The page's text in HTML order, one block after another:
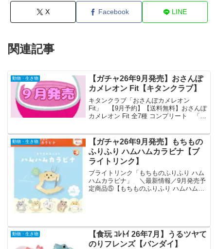
X Facebook LINE
関連記事
動物・生き物
【ガチャ26年9月発売】おさんぽ
カメレオン Fit【キタンクラブ】
キタンクラブ「おさんぽカメレオン
Fit」 【9月予約】【送料無料】おさんぽ
カメレオン Fit 全7種 コンプリート 「お
に続きマーカーチャーム仕様で帰還！ぺ
ろぺ...
動物・生き物
【ガチャ26年9月発売】もちもの
ふりふり ハムハムカラビナ【ブ
ライトリンク】
ブライトリンク「もちものふりふり ハム
ハムカラビナ」 ＼最新情報／9月発売予
定商品⑤【もちものふりふり ハムハムカ
動物・生き物
【食玩 ｺﾚﾄｲ 26年7月】うるツヤて
のりフレンズ【バンダイ】